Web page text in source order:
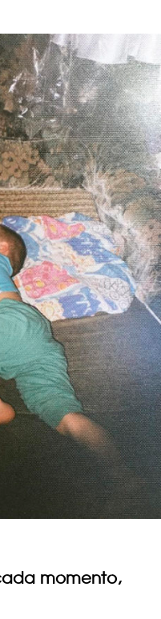
momento,